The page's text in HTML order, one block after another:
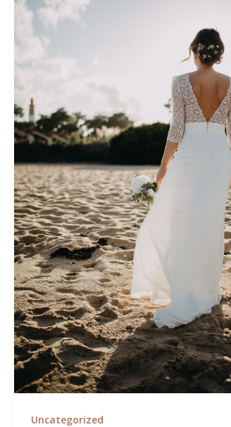
Uncategorized